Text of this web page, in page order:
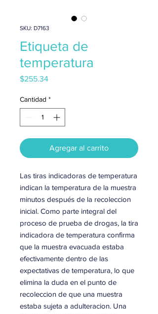
SKU: D7163
Etiqueta de
temperatura
$255.34Precio
Cantidad *
Agregar al carrito
Las tiras indicadoras de temperatura
indican la temperatura de la muestra
minutos después de la recoleccion
inicial. Como parte integral del
proceso de prueba de drogas, la tira
indicadora de temperatura confirma
que la muestra evacuada estaba
efectivamente dentro de las
expectativas de temperatura, lo que
elimina la duda en el punto de
recoleccion de que una muestra
estaba sujeta a adulteracion. Una